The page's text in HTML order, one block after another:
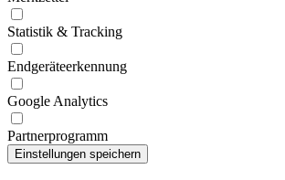
Statistik & Tracking
Endgeräteerkennung
Google Analytics
Partnerprogramm